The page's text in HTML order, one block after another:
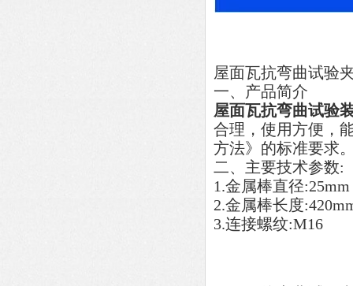
屋面瓦抗弯曲试验
一、产品简介
屋面瓦抗弯曲试验
合理，使用方便，
方法》的标准要求
二、主要技术参数:
1.金属棒直径:25mm
2.金属棒长度
3.连接螺纹:M16